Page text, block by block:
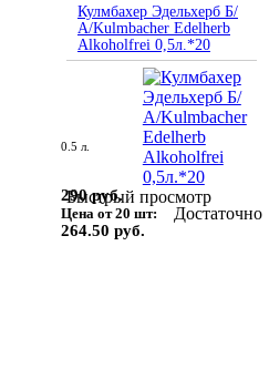
Кулмбахер Эдельхерб Б/
А/Kulmbacher Edelherb
Alkoholfrei 0,5л.*20
Быстрый просмотр
0.5 л.
290 руб.
Цена от 20 шт:
264.50 руб.
Достаточно